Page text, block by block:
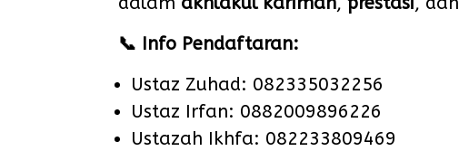
📞 Info Pendaftaran:
Ustaz Zuhad: 082335032256
Ustaz Irfan: 0882009896226
Ustazah Ikhfa: 082233809469